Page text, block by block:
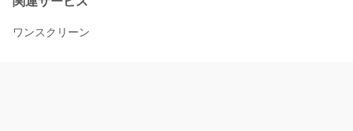
ワンスクリーン